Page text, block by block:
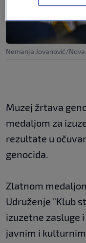
Nemanja Jovanović/
Muzej žrtava
medaljom za
rezultate u
genocida.
Zlatnom
Udruženje "Klub
izuzetne zasluge
javnim i